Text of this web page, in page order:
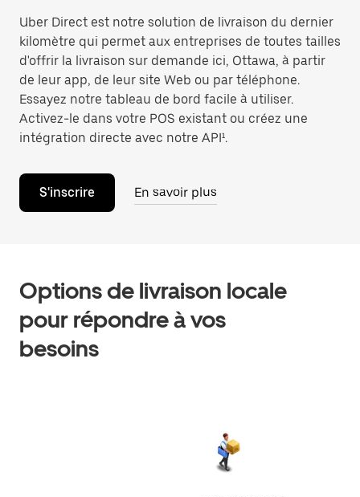
Uber Direct est notre solution de livraison du dernier
kilomètre qui permet aux entreprises de toutes tailles
d'offrir la livraison sur demande ici, Ottawa, à partir
de leur app, de leur site Web ou par téléphone.
Essayez notre tableau de bord facile à utiliser.
Activez-le dans votre POS existant ou créez une
intégration directe avec notre API¹.
S'inscrire En savoir plus
Options de livraison locale
pour répondre à vos
besoins